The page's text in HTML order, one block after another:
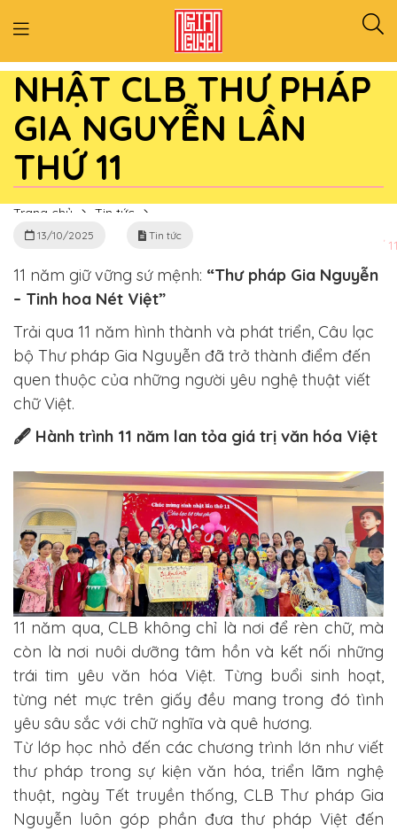
CHÚC MỪNG SINH
NHẬT CLB THƯ PHÁP
GIA NGUYỄN LẦN
THỨ 11
Trang chủ Tin tức
CHÚC MỪNG SINH NHẬT CLB THƯ PHÁP GIA NGUYỄN LẦN THỨ
13/10/2025 Tin tức
11 năm giữ vững sứ mệnh: “Thư pháp Gia Nguyễn
– Tinh hoa Nét Việt”
Trải qua 11 năm hình thành và phát triển, Câu lạc
bộ Thư pháp Gia Nguyễn đã trở thành điểm đến
quen thuộc của những người yêu nghệ thuật viết
chữ Việt.
🖋️ Hành trình 11 năm lan tỏa giá trị văn hóa Việt
11 năm qua, CLB không chỉ là nơi để rèn chữ, mà
còn là nơi nuôi dưỡng tâm hồn và kết nối những
trái tim yêu văn hóa Việt. Từng buổi sinh hoạt,
từng nét mực trên giấy đều mang trong đó tình
yêu sâu sắc với chữ nghĩa và quê hương.
Từ lớp học nhỏ đến các chương trình lớn như viết
thư pháp trong sự kiện văn hóa, triển lãm nghệ
thuật, ngày Tết truyền thống, CLB Thư pháp Gia
Nguyễn luôn góp phần đưa thư pháp Việt đến